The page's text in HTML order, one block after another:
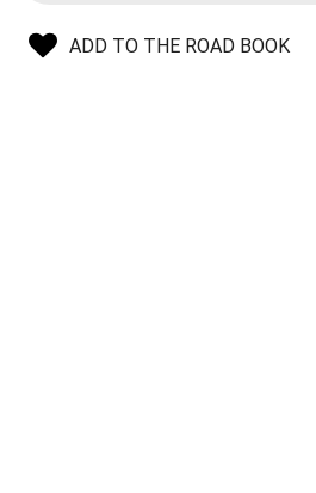
ADD TO THE ROAD BOOK